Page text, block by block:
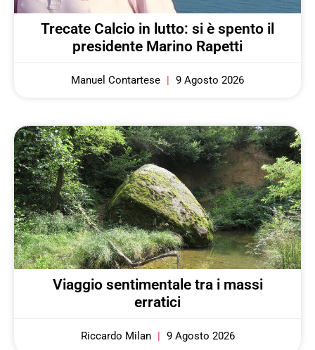
Trecate Calcio in lutto: si è spento il
presidente Marino Rapetti
Manuel Contartese 9 Agosto 2026
Viaggio sentimentale tra i massi
erratici
Riccardo Milan 9 Agosto 2026